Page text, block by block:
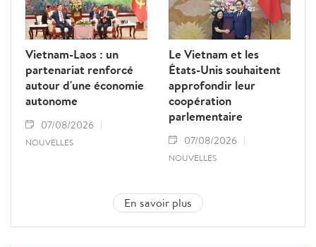
Vietnam-Laos : un
partenariat renforcé
autour d'une économie
autonome
07/08/2026
NOUVELLES
Le Vietnam et les
États-Unis souhaitent
approfondir leur
coopération
parlementaire
07/08/2026
NOUVELLES
En savoir plus